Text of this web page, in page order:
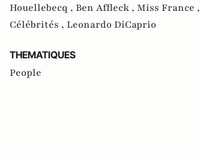
Houellebecq , Ben Affleck , Miss France ,
Célébrités , Leonardo DiCaprio
THEMATIQUES
People